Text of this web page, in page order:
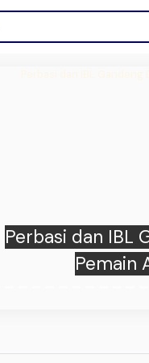
Cegah Kolesterol